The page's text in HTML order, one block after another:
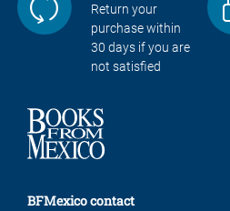
Return your
purchase within
30 days if you are
not satisfied
BFMexico contact